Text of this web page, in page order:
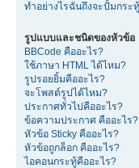
ทำอย่างไรฉันถึงจะปั้มกระ
รูปแบบและชนิดของหัวข้อ
BBCode คืออะไร?
ใช้ภาษา HTML ได้ไหม?
รูปรอยยิ้มคืออะไร?
จะโพสต์รูปได้ไหม?
ประกาศทั่วไปคืออะไร?
ข้อความประกาศ คืออะไร?
หัวข้อ Sticky คืออะไร?
หัวข้อถูกล็อก คืออะไร?
ไอคอนกระทู้คืออะไร?